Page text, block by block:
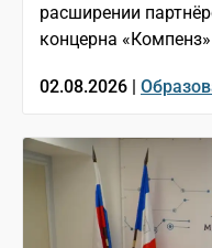
расширении
концерна «Компенз»
02.08.2026 |